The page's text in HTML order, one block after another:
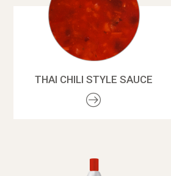
THAI CHILI STYLE SAUCE